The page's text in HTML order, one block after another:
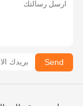
Send